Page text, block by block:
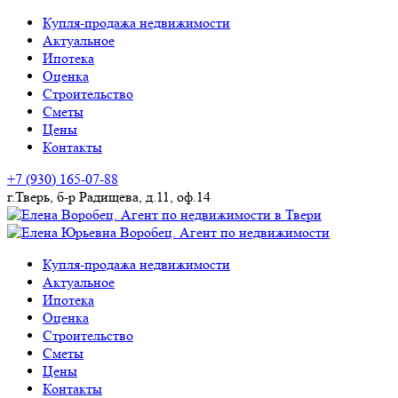
Skip
content
Купля-продажа недвижимости
Актуальное
Ипотека
Оценка
Строительство
Сметы
Цены
Контакты
+7 (930) 165-07-88
г.Тверь, б-р Радищева, д.11, оф.14
Елена Воробец. Агент по
недвижимости в Твери
Купля-продажа недвижимости
Актуальное
Ипотека
Оценка
Строительство
Сметы
Цены
Контакты